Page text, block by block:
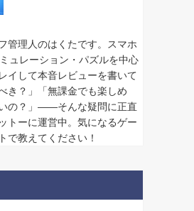
管理人のはくたです。スマホ
ュレーション・パズルを中心
イして本音レビューを書いて
き？」「無課金でも楽しめ
の？」——そんな疑問に正直
トーに運営中。気になるゲー
で教えてください！